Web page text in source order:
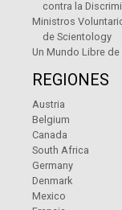
contra la
Ministros
de Scientology
Un Mundo Libre de
REGIONES
Austria
Belgium
Canada
South Africa
Germany
Denmark
Mexico